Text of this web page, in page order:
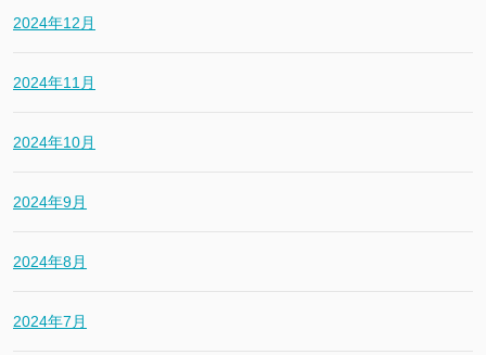
2024年12月
2024年11月
2024年10月
2024年9月
2024年8月
2024年7月